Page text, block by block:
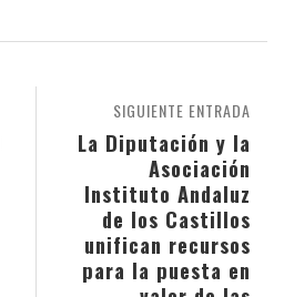
SIGUIENTE ENTRADA
La Diputación y la
Asociación
Instituto Andaluz
de los Castillos
unifican recursos
para la puesta en